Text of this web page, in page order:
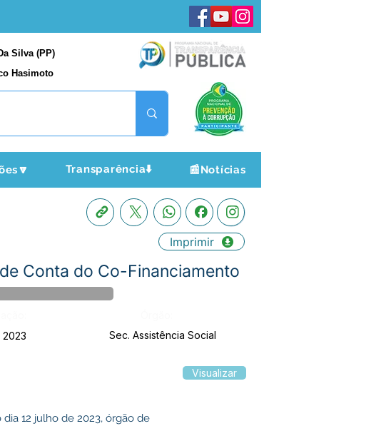
Silva (PP)
Hasimoto
Transparência⬇️ 📰Notícias
Imprimir
Conta do Co-Financiamento
Sec. Assistência Social
12 julho de 2023, órgão de
Visualizar